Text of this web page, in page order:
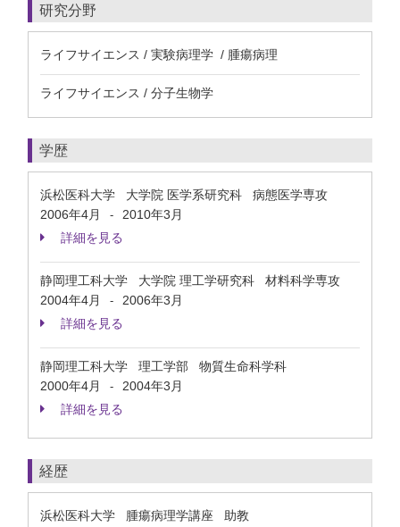
研究分野
ライフサイエンス / 実験病理学 / 腫瘍病理
ライフサイエンス / 分子生物学
学歴
浜松医科大学 大学院 医学系研究科 病態医学専攻
2006年4月
-
2010年3月
詳細を見る
静岡理工科大学 大学院 理工学研究科 材料科学専攻
2004年4月
-
2006年3月
詳細を見る
静岡理工科大学 理工学部 物質生命科学科
2000年4月
-
2004年3月
詳細を見る
経歴
浜松医科大学 腫瘍病理学講座 助教